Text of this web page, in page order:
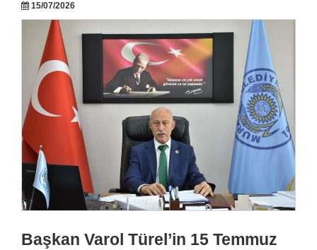
15/07/2026
Başkan Varol Türel’in 15 Temmuz